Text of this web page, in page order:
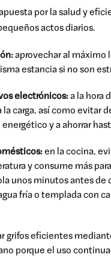
por la salud y
actos diarios.
aprovechar al máximo
estancia si no son
electrónicos:a la hora
carga, así como evitar
y a ahorrar
en la cocina,
y consume más
unos minutos antes de
fría o templada con
grifos eficientes
porque el uso